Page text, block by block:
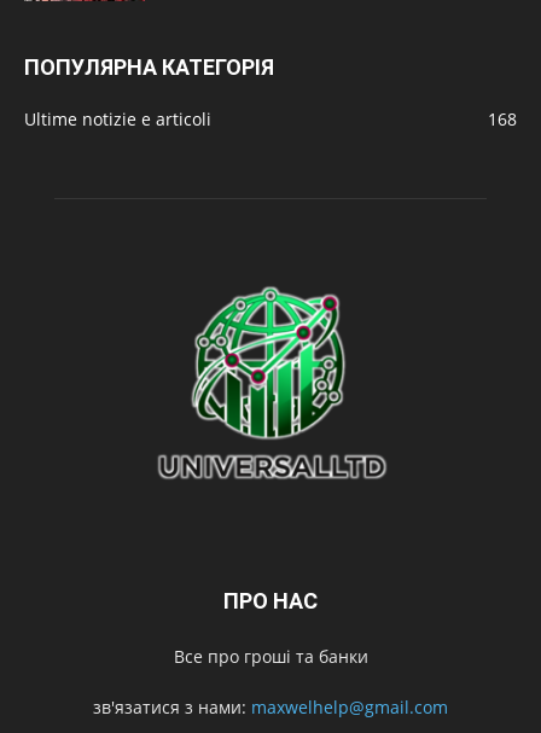
ПОПУЛЯРНА КАТЕГОРІЯ
Ultime notizie e articoli 168
ПРО НАС
Все про гроші та банки
зв'язатися з нами: maxwelhelp@gmail.com